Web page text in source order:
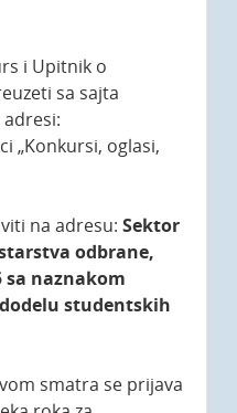
i Upitnik o
sa sajta
„Konkursi, oglasi,
na adresu:Sektor
odbrane,
sa naznakom
studentskih
smatra se prijava